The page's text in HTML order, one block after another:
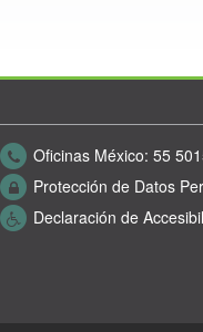
Oficinas México: 55
Protección de Datos
Declaración de